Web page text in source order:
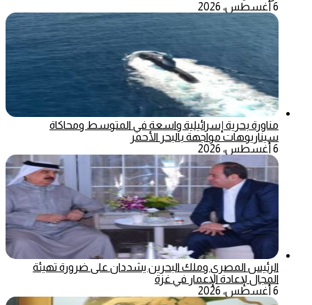
6 أغسطس، 2026
مناورة بحرية إسرائيلية واسعة في المتوسط ومحاكاة
سيناريوهات مواجهة بالبحر الأحمر
6 أغسطس، 2026
الرئيس المصري وملك البحرين يشددان على ضرورة تهيئة
المجال لإعادة الإعمار في غزة
6 أغسطس، 2026